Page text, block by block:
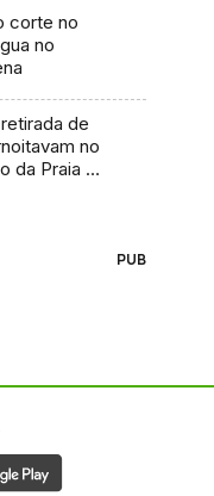
corte no
no
de
no
da Praia da
PUB